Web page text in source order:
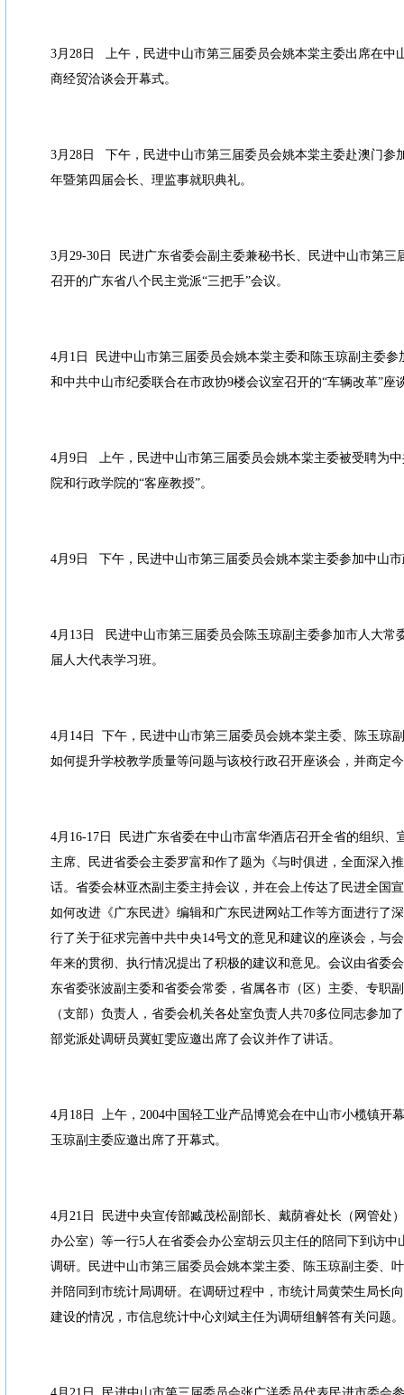
3月28日 上午，民进中山市第三届委员会姚本棠主委出席在中
商经贸洽谈会开幕式。
3月28日 下午，民进中山市第三届委员会姚本棠主委赴澳门参
年暨第四届会长、理监事就职典礼。
3月29-30日 民进广东省委会副主委兼秘书长、民进中山市第三
召开的广东省八个民主党派“三把手”会议。
4月1日 民进中山市第三届委员会姚本棠主委和陈玉琼副主委参
和中共中山市纪委联合在市政协9楼会议室召开的“车辆改革”座
4月9日 上午，民进中山市第三届委员会姚本棠主委被受聘为
院和行政学院的“客座教授”。
4月9日 下午，民进中山市第三届委员会姚本棠主委参加中山
4月13日 民进中山市第三届委员会陈玉琼副主委参加市人大常
届人大代表学习班。
4月14日 下午，民进中山市第三届委员会姚本棠主委、陈玉琼
如何提升学校教学质量等问题与该校行政召开座谈会，并商定
4月16-17日 民进广东省委在中山市富华酒店召开全省的组织、
主席、民进省委会主委罗富和作了题为《与时俱进，全面深入
话。省委会林亚杰副主委主持会议，并在会上传达了民进全国
如何改进《广东民进》编辑和广东民进网站工作等方面进行了
行了关于征求完善中共中央14号文的意见和建议的座谈会，与
年来的贯彻、执行情况提出了积极的建议和意见。会议由省委
东省委张波副主委和省委会常委，省属各市（区）主委、专职
（支部）负责人，省委会机关各处室负责人共70多位同志参加
部党派处调研员冀虹雯应邀出席了会议并作了讲话。
4月18日 上午，2004中国轻工业产品博览会在中山市小榄镇开
玉琼副主委应邀出席了开幕式。
4月21日 民进中央宣传部臧茂松副部长、戴荫睿处长（网管处
办公室）等一行5人在省委会办公室胡云贝主任的陪同下到访
调研。民进中山市第三届委员会姚本棠主委、陈玉琼副主委、
并陪同到市统计局调研。在调研过程中，市统计局黄荣生局长
建设的情况，市信息统计中心刘斌主任为调研组解答有关问题。